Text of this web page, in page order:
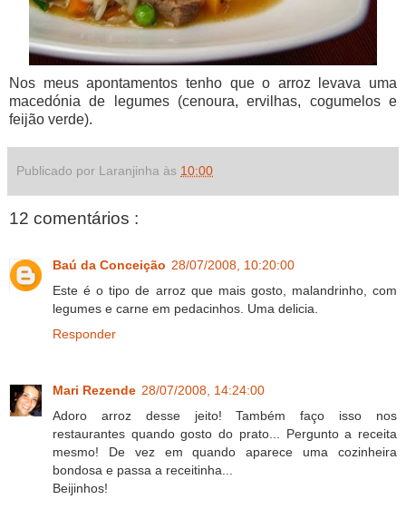
Nos meus apontamentos tenho que o arroz levava uma
macedónia de legumes (cenoura, ervilhas, cogumelos e
feijão verde).
Publicado por Laranjinha às 10:00
12 comentários :
Baú da Conceição 28/07/2008, 10:20:00
Este é o tipo de arroz que mais gosto, malandrinho, com
legumes e carne em pedacinhos. Uma delicia.
Responder
Mari Rezende 28/07/2008, 14:24:00
Adoro arroz desse jeito! Também faço isso nos
restaurantes quando gosto do prato... Pergunto a receita
mesmo! De vez em quando aparece uma cozinheira
bondosa e passa a receitinha...
Beijinhos!